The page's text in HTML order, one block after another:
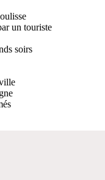
un touriste
soirs